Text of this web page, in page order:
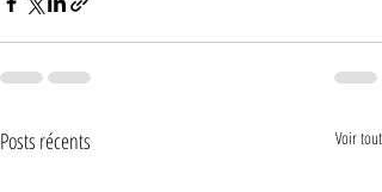
Posts récents Voir tout